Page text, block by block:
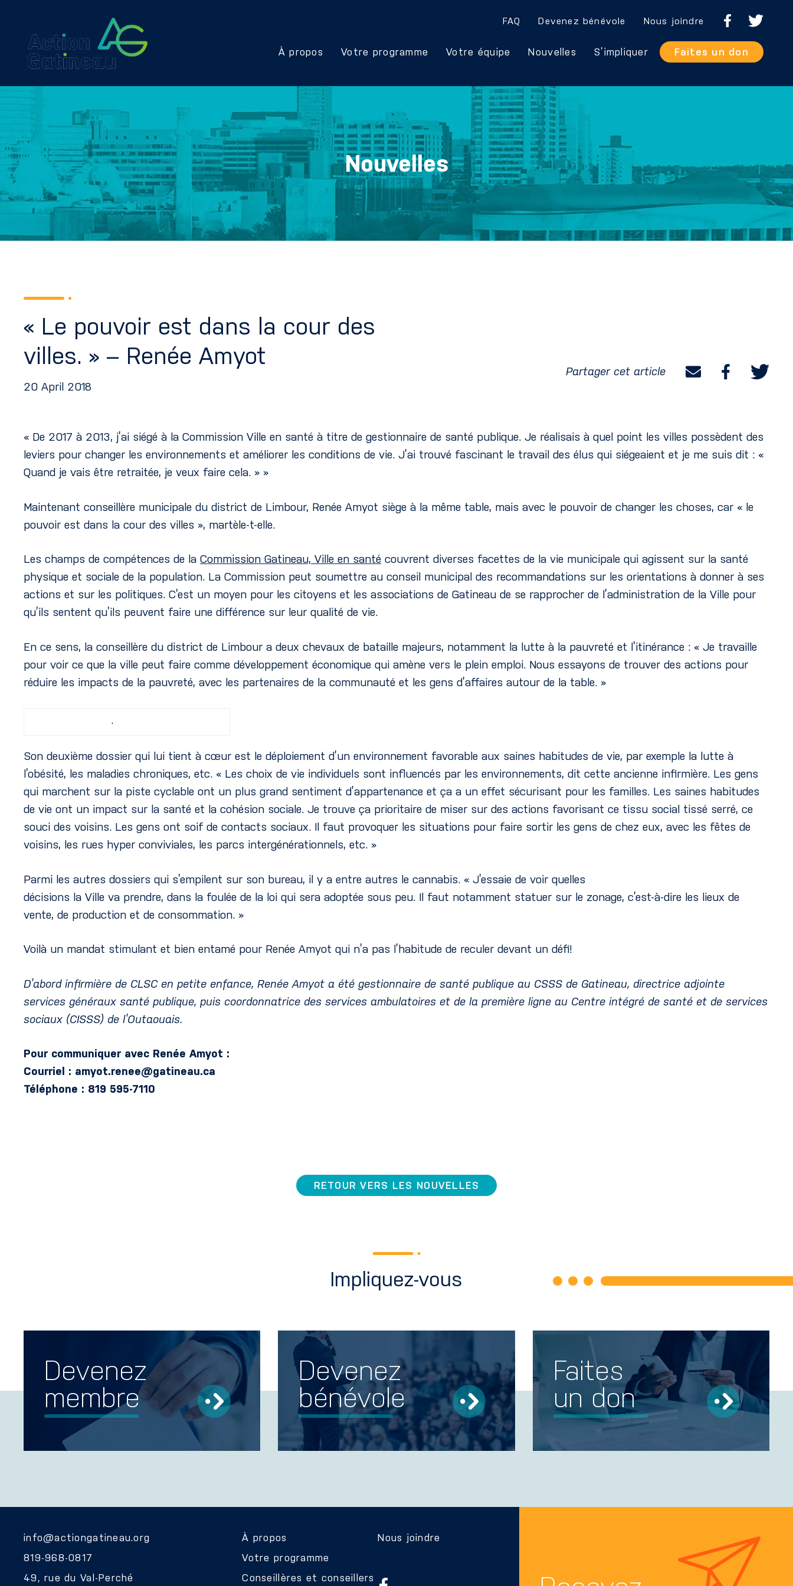
À propos Votre programme Votre équipe Nouvelles S’impliquer
FAQ Devenez bénévole Nous joindre
Faites un don
Nouvelles
« Le pouvoir est dans la cour des
villes. » – Renée Amyot
20 April 2018
Partager cet article
« De 2017 à 2013, j’ai siégé à la Commission Ville en santé à titre de gestionnaire de santé publique. Je réalisais à quel point les villes possèdent des
leviers pour changer les environnements et améliorer les conditions de vie. J’ai trouvé fascinant le travail des élus qui siégeaient et je me suis dit : «
Quand je vais être retraitée, je veux faire cela. » »
Maintenant conseillère municipale du district de Limbour, Renée Amyot siège à la même table, mais avec le pouvoir de changer les choses, car « le
pouvoir est dans la cour des villes », martèle-t-elle.
Les champs de compétences de la Commission Gatineau, Ville en santé couvrent diverses facettes de la vie municipale qui agissent sur la santé
physique et sociale de la population. La Commission peut soumettre au conseil municipal des recommandations sur les orientations à donner à ses
actions et sur les politiques. C’est un moyen pour les citoyens et les associations de Gatineau de se rapprocher de l’administration de la Ville pour
qu’ils sentent qu’ils peuvent faire une différence sur leur qualité de vie.
En ce sens, la conseillère du district de Limbour a deux chevaux de bataille majeurs, notamment la lutte à la pauvreté et l’itinérance : « Je travaille
pour voir ce que la ville peut faire comme développement économique qui amène vers le plein emploi. Nous essayons de trouver des actions pour
réduire les impacts de la pauvreté, avec les partenaires de la communauté et les gens d’affaires autour de la table. »
.
Son deuxième dossier qui lui tient à cœur est le déploiement d’un environnement favorable aux saines habitudes de vie, par exemple la lutte à
l’obésité, les maladies chroniques, etc. « Les choix de vie individuels sont influencés par les environnements, dit cette ancienne infirmière. Les gens
qui marchent sur la piste cyclable ont un plus grand sentiment d’appartenance et ça a un effet sécurisant pour les familles. Les saines habitudes
de vie ont un impact sur la santé et la cohésion sociale. Je trouve ça prioritaire de miser sur des actions favorisant ce tissu social tissé serré, ce
souci des voisins. Les gens ont soif de contacts sociaux. Il faut provoquer les situations pour faire sortir les gens de chez eux, avec les fêtes de
voisins, les rues hyper conviviales, les parcs intergénérationnels, etc. »
Parmi les autres dossiers qui s’empilent sur son bureau, il y a entre autres le cannabis. « J’essaie de voir quelles
décisions la Ville va prendre, dans la foulée de la loi qui sera adoptée sous peu. Il faut notamment statuer sur le zonage, c’est-à-dire les lieux de
vente, de production et de consommation. »
Voilà un mandat stimulant et bien entamé pour Renée Amyot qui n’a pas l’habitude de reculer devant un défi!
D’abord infirmière de CLSC en petite enfance, Renée Amyot a été gestionnaire de santé publique au CSSS de Gatineau, directrice adjointe
services généraux santé publique, puis coordonnatrice des services ambulatoires et de la première ligne au Centre intégré de santé et de services
sociaux (CISSS) de l’Outaouais.
Pour communiquer avec Renée Amyot :
Courriel : amyot.renee@gatineau.ca
Téléphone : 819 595-7110
RETOUR VERS LES NOUVELLES
Impliquez-vous
Devenez
membre
Devenez
bénévole
Faites
un don
info@actiongatineau.org
819-968-0817
49, rue du Val-Perché
À propos
Votre programme
Conseillères et conseillers
Nous joindre